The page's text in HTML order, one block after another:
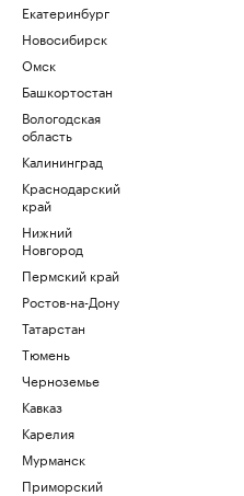
Екатеринбург
Новосибирск
Омск
Башкортостан
Вологодская
область
Калининград
Краснодарский
край
Нижний
Новгород
Пермский край
Ростов-на-Дону
Татарстан
Тюмень
Черноземье
Кавказ
Карелия
Мурманск
Приморский